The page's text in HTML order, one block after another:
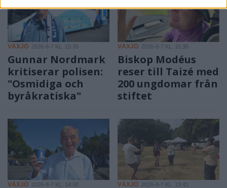
VÄXJÖ 2026-8-7 KL. 15:35
Gunnar Nordmark
kritiserar polisen:
"Osmidiga och
byråkratiska"
VÄXJÖ 2026-8-7 KL. 15:30
Biskop Modéus
reser till Taizé med
200 ungdomar från
stiftet
VÄXJÖ 2026-8-7 KL. 14:00 VÄXJÖ 2026-8-7 KL. 13:41